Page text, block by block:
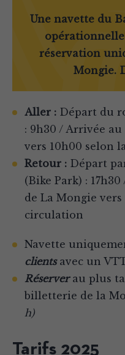
Une navette du
réservation
Mongie.
Aller : Départ du
: 9h30 / Arrivée
vers 10h00 selon
Retour : Départ
(Bike Park) :
de La Mongie vers
circulation
Navette
clientsavec un
Réserver au plus
billetterie de la
h)
Tarifs 2025